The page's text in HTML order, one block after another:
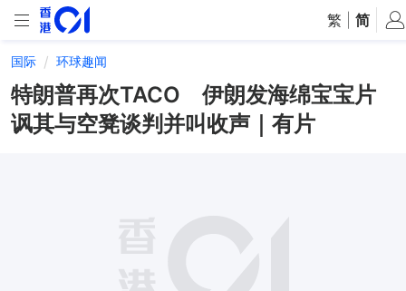
繁 简
国际 环球趣闻
特朗普再次TACO 伊朗发海绵宝宝片
讽其与空凳谈判并叫收声｜有片